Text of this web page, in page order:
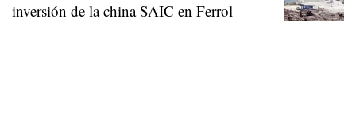
inversión de la china SAIC en Ferrol